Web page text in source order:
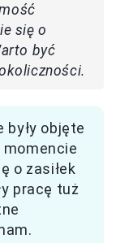
się o
być
były objęte
o zasiłek
pracę tuż